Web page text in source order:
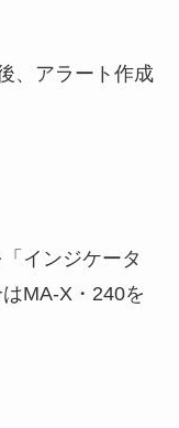
、アラート作成
インジケータ
MA-X・240を